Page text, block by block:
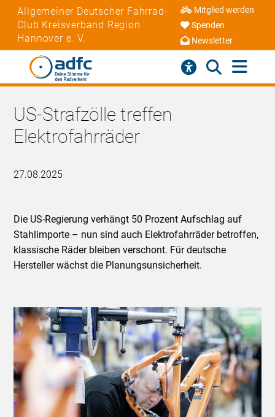
Allgemeiner Deutscher Fahrrad-
Club Kreisverband Region
Hannover e. V.
Mitglied werden
Spenden
Newsletter
US-Strafzölle treffen
Elektrofahrräder
27.08.2025
Die US-Regierung verhängt 50 Prozent Aufschlag auf
Stahlimporte – nun sind auch Elektrofahrräder betroffen,
klassische Räder bleiben verschont. Für deutsche
Hersteller wächst die Planungsunsicherheit.